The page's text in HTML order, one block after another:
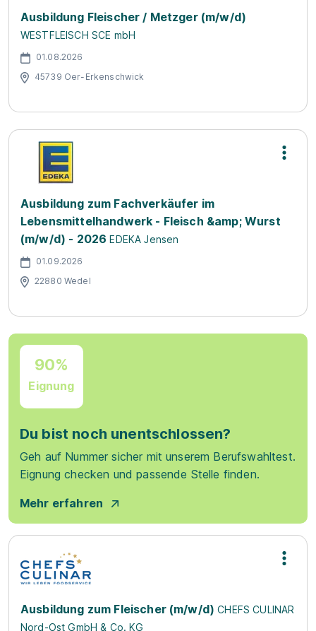
Ausbildung Fleischer / Metzger (m/w/d)
WESTFLEISCH SCE mbH
01.08.2026
45739 Oer-Erkenschwick
Ausbildung zum Fachverkäufer im
Lebensmittelhandwerk - Fleisch &amp; Wurst
(m/w/d) - 2026 EDEKA Jensen
01.09.2026
22880 Wedel
90%
Eignung
Du bist noch unentschlossen?
Geh auf Nummer sicher mit unserem Berufswahltest.
Eignung checken und passende Stelle finden.
Mehr erfahren
Ausbildung zum Fleischer (m/w/d) CHEFS CULINAR
Nord-Ost GmbH & Co. KG